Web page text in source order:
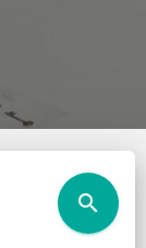
search